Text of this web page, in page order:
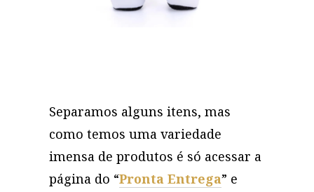
Separamos alguns itens, mas
como temos uma variedade
imensa de produtos é só acessar a
página do “Pronta Entrega” e